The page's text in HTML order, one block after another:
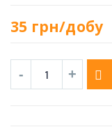
35 грн/добу